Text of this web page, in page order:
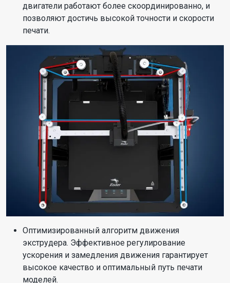
двигатели работают более скоординированно, и
позволяют достичь высокой точности и скорости
печати.
Оптимизированный алгоритм движения
экструдера. Эффективное регулирование
ускорения и замедления движения гарантирует
высокое качество и оптимальный путь печати
моделей.